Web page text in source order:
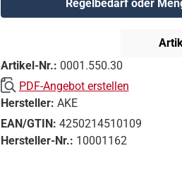
Regelbedarf oder
Artikel-Nr.: 0001.550.30
PDF-Angebot erstellen
Hersteller: AKE
EAN/GTIN: 4250214510109
Hersteller-Nr.: 10001162